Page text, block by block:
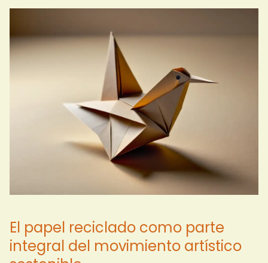
El papel reciclado como parte
integral del movimiento artístico